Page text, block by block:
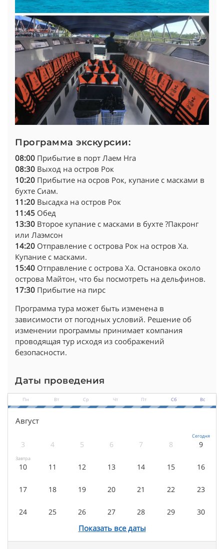
Программа экскурсии:
08:00 Прибытие в порт Лаем Нга
08:30 Выход на остров Рок
10:20 Прибытие на осров Рок, купание с масками в
бухте Сиам.
11:20 Высадка на остров Рок
11:45 Обед
13:30 Второе купание с масками в бухте ?Пакронг
или Лаэмсон
14:20 Отправление с острова Рок на остров Ха.
Купание с масками.
15:40 Отправление с острова Ха. Остановка около
острова Майтон, что бы посмотреть на дельфинов.
17:30 Прибытие на пирс
Программа тура может быть изменена в
зависимости от погодных условий. Решение об
изменении программы принимает компания
проводящая тур исходя из соображений
безопасности.
Даты проведения
Пн Вт Ср Чт Пт Сб Вс
Август
3 4 5 6 7 8 9
Сегодня
10
Завтра
11 12 13 14 15 16
17 18 19 20 21 22 23
24 25 26 27 28 29 30
Показать все даты